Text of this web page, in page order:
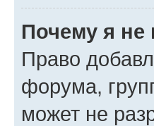
Почему я не
Право
форума,
может не